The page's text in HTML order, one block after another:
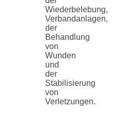
Wiederbelebung,
Verbandanlagen,
der
Behandlung
von
Wunden
und
der
Stabilisierung
von
Verletzungen.